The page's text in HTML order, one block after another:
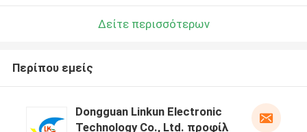
Δείτε περισσότερων
Περίπου εμείς
Dongguan Linkun Electronic
Technology Co., Ltd. προφίλ